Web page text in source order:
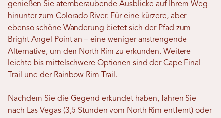
genießen Sie atemberaubende Ausblicke auf Ihrem Weg
hinunter zum Colorado River. Für eine kürzere, aber
ebenso schöne Wanderung bietet sich der Pfad zum
Bright Angel Point an – eine weniger anstrengende
Alternative, um den North Rim zu erkunden. Weitere
leichte bis mittelschwere Optionen sind der Cape Final
Trail und der Rainbow Rim Trail.
Nachdem Sie die Gegend erkundet haben, fahren Sie
nach Las Vegas (3,5 Stunden vom North Rim entfernt) oder